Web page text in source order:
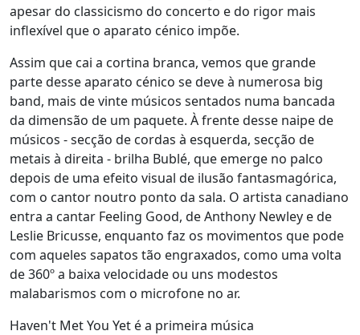
apesar do classicismo do concerto e do rigor mais
inflexível que o aparato cénico impõe.
Assim que cai a cortina branca, vemos que grande
parte desse aparato cénico se deve à numerosa big
band, mais de vinte músicos sentados numa bancada
da dimensão de um paquete. À frente desse naipe de
músicos - secção de cordas à esquerda, secção de
metais à direita - brilha Bublé, que emerge no palco
depois de uma efeito visual de ilusão fantasmagórica,
com o cantor noutro ponto da sala. O artista canadiano
entra a cantar Feeling Good, de Anthony Newley e de
Leslie Bricusse, enquanto faz os movimentos que pode
com aqueles sapatos tão engraxados, como uma volta
de 360º a baixa velocidade ou uns modestos
malabarismos com o microfone no ar.
Haven't Met You Yet é a primeira música